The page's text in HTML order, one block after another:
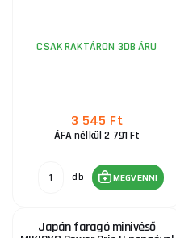
CSAK RAKTÁRON 3DB ÁRU
3 545 Ft
ÁFA nélkül 2 791 Ft
db MEGVENNI
Japán faragó minivéső